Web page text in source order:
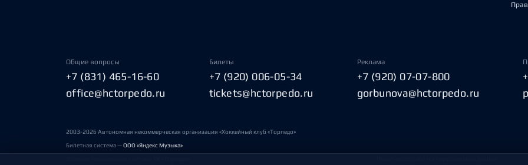
Общие вопросы
+7 (831) 465-16-60
office@hctorpedo.ru
Билеты
+7 (920) 006-05-34
tickets@hctorpedo.ru
Реклама
+7 (920) 07-07-800
gorbunova@hctorpedo.ru
2003-2026 Автономная некоммерческая организация «Хоккейный клуб «Торпедо»
Билетная система —ООО «Яндекс Музыка»